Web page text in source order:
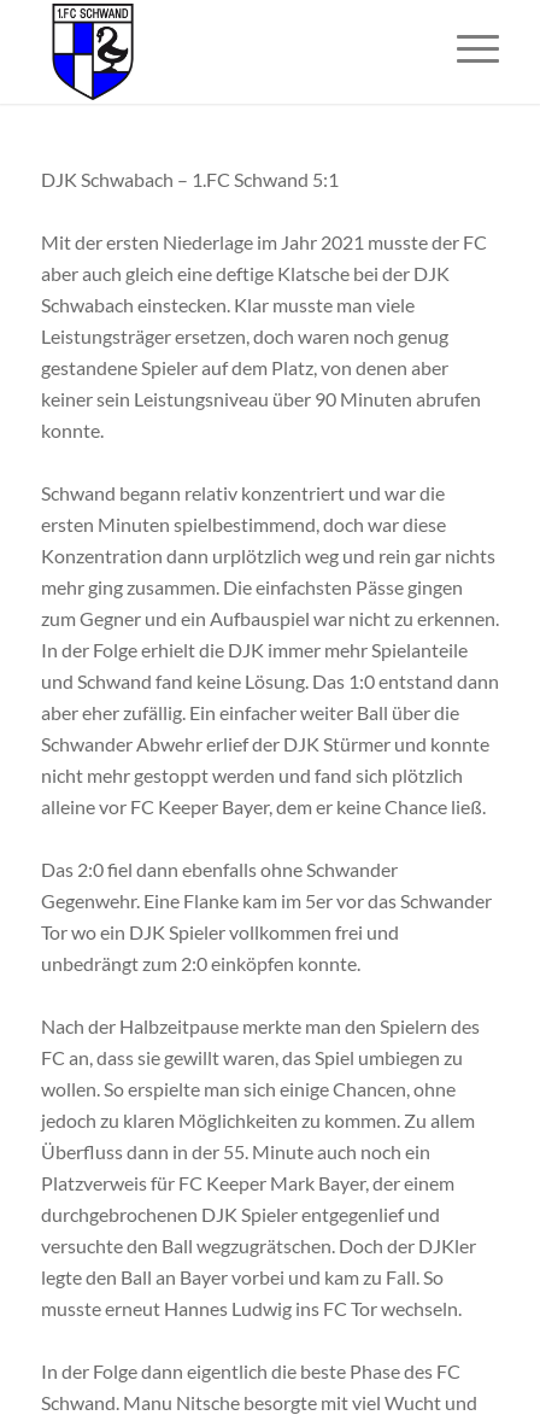
DJK Schwabach – 1.FC Schwand 5:1
Mit der ersten Niederlage im Jahr 2021 musste der FC
aber auch gleich eine deftige Klatsche bei der DJK
Schwabach einstecken. Klar musste man viele
Leistungsträger ersetzen, doch waren noch genug
gestandene Spieler auf dem Platz, von denen aber
keiner sein Leistungsniveau über 90 Minuten abrufen
konnte.
Schwand begann relativ konzentriert und war die
ersten Minuten spielbestimmend, doch war diese
Konzentration dann urplötzlich weg und rein gar nichts
mehr ging zusammen. Die einfachsten Pässe gingen
zum Gegner und ein Aufbauspiel war nicht zu erkennen.
In der Folge erhielt die DJK immer mehr Spielanteile
und Schwand fand keine Lösung. Das 1:0 entstand dann
aber eher zufällig. Ein einfacher weiter Ball über die
Schwander Abwehr erlief der DJK Stürmer und konnte
nicht mehr gestoppt werden und fand sich plötzlich
alleine vor FC Keeper Bayer, dem er keine Chance ließ.
Das 2:0 fiel dann ebenfalls ohne Schwander
Gegenwehr. Eine Flanke kam im 5er vor das Schwander
Tor wo ein DJK Spieler vollkommen frei und
unbedrängt zum 2:0 einköpfen konnte.
Nach der Halbzeitpause merkte man den Spielern des
FC an, dass sie gewillt waren, das Spiel umbiegen zu
wollen. So erspielte man sich einige Chancen, ohne
jedoch zu klaren Möglichkeiten zu kommen. Zu allem
Überfluss dann in der 55. Minute auch noch ein
Platzverweis für FC Keeper Mark Bayer, der einem
durchgebrochenen DJK Spieler entgegenlief und
versuchte den Ball wegzugrätschen. Doch der DJKler
legte den Ball an Bayer vorbei und kam zu Fall. So
musste erneut Hannes Ludwig ins FC Tor wechseln.
In der Folge dann eigentlich die beste Phase des FC
Schwand. Manu Nitsche besorgte mit viel Wucht und